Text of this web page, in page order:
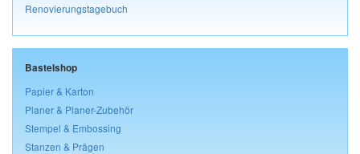
Renovierungstagebuch
Bastelshop
Papier & Karton
Planer & Planer-Zubehör
Stempel & Embossing
Stanzen & Prägen